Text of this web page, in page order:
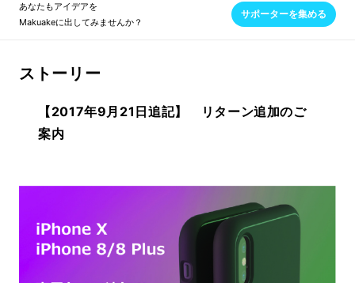
あなたもアイデアを
Makuakeに出してみませんか？
サポーターを集める
ストーリー
【2017年9月21日追記】 リターン追加のご
案内